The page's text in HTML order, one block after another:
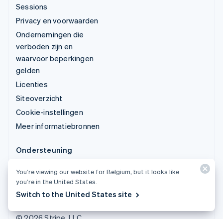
Sessions
Privacy en voorwaarden
Ondernemingen die
verboden zijn en
waarvoor beperkingen
gelden
Licenties
Siteoverzicht
Cookie-instellingen
Meer informatiebronnen
Ondersteuning
Beheerde support op
maat
You’re viewing our website for Belgium, but it looks like
you’re in the United States.
Switch to the United States site